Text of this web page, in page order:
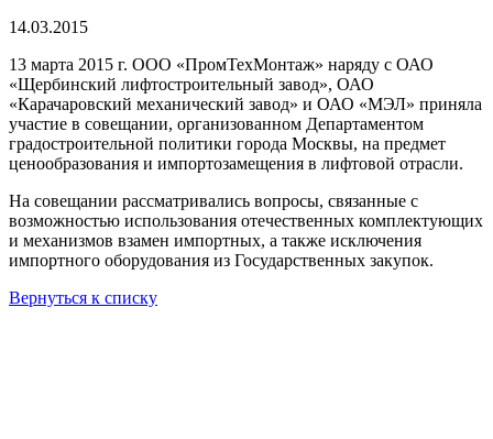
14.03.2015
13 марта 2015 г. ООО «ПромТехМонтаж» наряду с ОАО
«Щербинский лифтостроительный завод», ОАО
«Карачаровский механический завод» и ОАО «МЭЛ» приняла
участие в совещании, организованном Департаментом
градостроительной политики города Москвы, на предмет
ценообразования и импортозамещения в лифтовой отрасли.
На совещании рассматривались вопросы, связанные с
возможностью использования отечественных комплектующих
и механизмов взамен импортных, а также исключения
импортного оборудования из Государственных закупок.
Вернуться к списку